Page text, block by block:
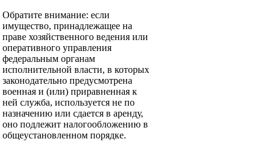
Обратите внимание: если
имущество, принадлежащее на
праве хозяйственного ведения или
оперативного управления
федеральным органам
исполнительной власти, в которых
законодательно предусмотрена
военная и (или) приравненная к
ней служба, используется не по
назначению или сдается в аренду,
оно подлежит налогообложению в
общеустановленном порядке.